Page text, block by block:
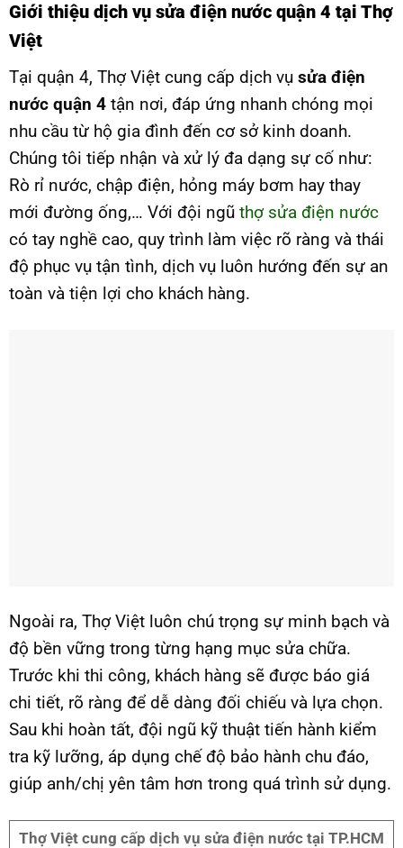
Giới thiệu dịch vụ sửa điện nước quận 4 tại Thợ
Việt
Tại quận 4, Thợ Việt cung cấp dịch vụ sửa điện
nước quận 4 tận nơi, đáp ứng nhanh chóng mọi
nhu cầu từ hộ gia đình đến cơ sở kinh doanh.
Chúng tôi tiếp nhận và xử lý đa dạng sự cố như:
Rò rỉ nước, chập điện, hỏng máy bơm hay thay
mới đường ống,… Với đội ngũ thợ sửa điện nước
có tay nghề cao, quy trình làm việc rõ ràng và thái
độ phục vụ tận tình, dịch vụ luôn hướng đến sự an
toàn và tiện lợi cho khách hàng.
Ngoài ra, Thợ Việt luôn chú trọng sự minh bạch và
độ bền vững trong từng hạng mục sửa chữa.
Trước khi thi công, khách hàng sẽ được báo giá
chi tiết, rõ ràng để dễ dàng đối chiếu và lựa chọn.
Sau khi hoàn tất, đội ngũ kỹ thuật tiến hành kiểm
tra kỹ lưỡng, áp dụng chế độ bảo hành chu đáo,
giúp anh/chị yên tâm hơn trong quá trình sử dụng.
Thợ Việt cung cấp dịch vụ sửa điện nước tại TP.HCM